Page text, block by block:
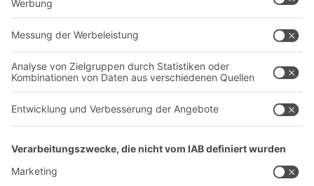
Über uns
Produktionsstandorte
Karriere
BIT O
YOUR LIFE.